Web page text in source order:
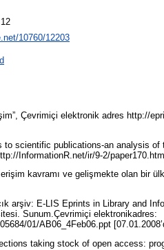
10760/12203
Çevrimiçi elektronik adres http://
to scientific publications-an analysis
InformationR.net/ir/9-2/
kavramı ve gelişmekte olan bir
arşiv: E-LIS Eprints in Library and
Sunum.Çevrimiçi elektronikadres:
01/AB06_4Feb06.ppt
taking stock of open access: